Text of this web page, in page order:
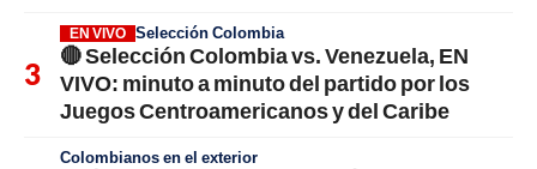
EN VIVO Selección Colombia
🔴 Selección Colombia vs. Venezuela, EN
VIVO: minuto a minuto del partido por los
Juegos Centroamericanos y del Caribe
Colombianos en el exterior